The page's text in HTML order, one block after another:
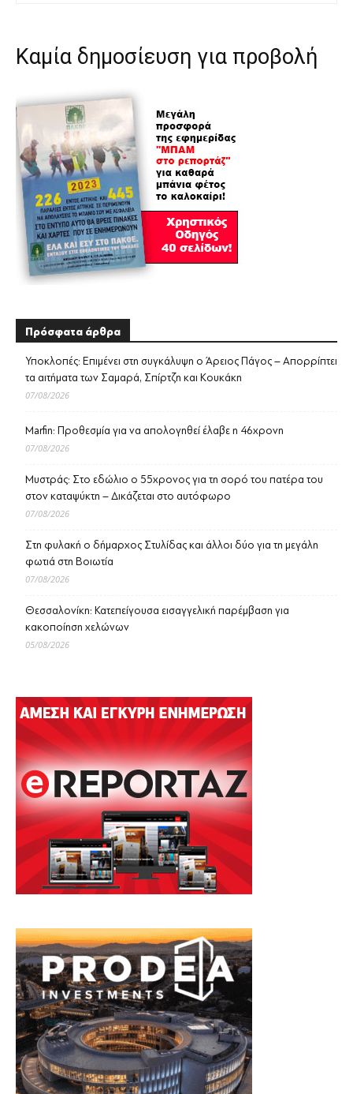
Καμία δημοσίευση για προβολή
Πρόσφατα άρθρα
Υποκλοπές: Επιμένει στη συγκάλυψη ο Άρειος Πάγος – Απορρίπτει
τα αιτήματα των Σαμαρά, Σπίρτζη και Κουκάκη
07/08/2026
Marfin: Προθεσμία για να απολογηθεί έλαβε η 46χρονη
07/08/2026
Μυστράς: Στο εδώλιο ο 55χρονος για τη σορό του πατέρα του
στον καταψύκτη – Δικάζεται στο αυτόφωρο
07/08/2026
Στη φυλακή ο δήμαρχος Στυλίδας και άλλοι δύο για τη μεγάλη
φωτιά στη Βοιωτία
07/08/2026
Θεσσαλονίκη: Κατεπείγουσα εισαγγελική παρέμβαση για
κακοποίηση χελώνων
05/08/2026